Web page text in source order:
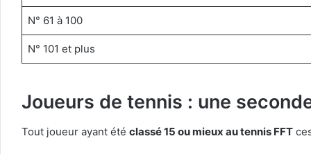
N° 61 à 100
N° 101 et plus
Joueurs de tennis : une
Tout joueur ayant été classé 15 ou mieux au tennis FFT